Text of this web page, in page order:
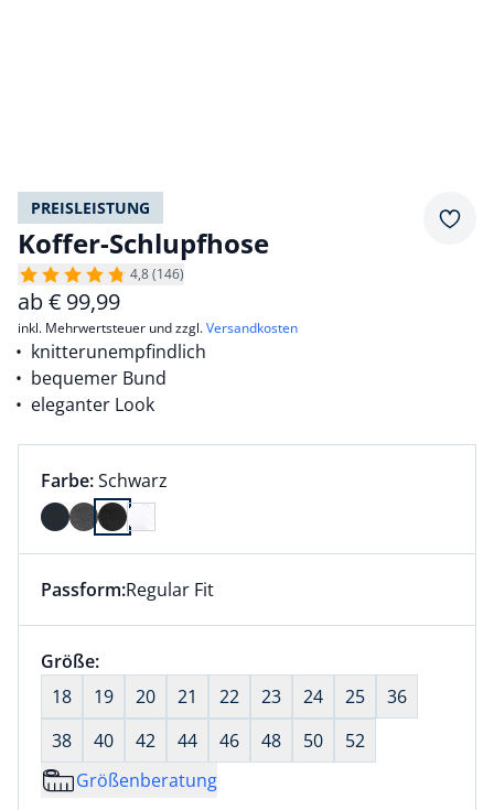
PREISLEISTUNG
Koffer-Schlupfhose
4,8 (146)
ab€ 99,99
inkl. Mehrwertsteuer und zzgl.Versandkosten
knitterunempfindlich
bequemer Bund
eleganter Look
Farbauswahl:
Farbe:aktuell ausgewählt:
Schwarz
Farbe Schwarz ausgewählt
Dieser Artikel hat die Passform Regular Fit. für
Passform:Regular Fit
Größenauswahl:
Größe:nichts ausgewählt
18
19 20 21 22 23 24 25
36
38
40 42 44 46 48 50
52
Größenberatung